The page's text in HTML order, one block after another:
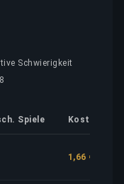
Schwierigkeit
Spiele
1,66 €